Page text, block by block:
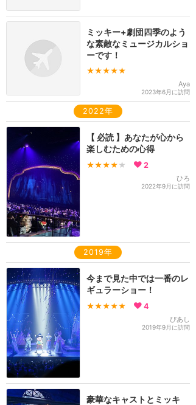
ミッキー+劇団四季のよう
な素敵なミュージカルショ
ーです！
★★★★★
Aya
2023年6月に訪問
2022年
【 必読 】あなたが心から
楽しむための心得
★★★★ ★ 2
ひろ
2022年9月に訪問
2019年
今まで見た中では一番のレ
ギュラーショー！
★★★★★ 4
ぴあし
2019年9月に訪問
豪華なキャストとミッキ